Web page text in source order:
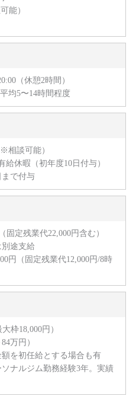
能）
（休憩2時間）
均5〜14時間程度
相談可能）
休暇（初年度10日付与）
で付与
固定残業代22,000円含む）
途支給
円（固定残業代12,000円/8時
枠18,000円）
万円）
を初任給とする場合も有
ナルジム勤務経験3年。実績